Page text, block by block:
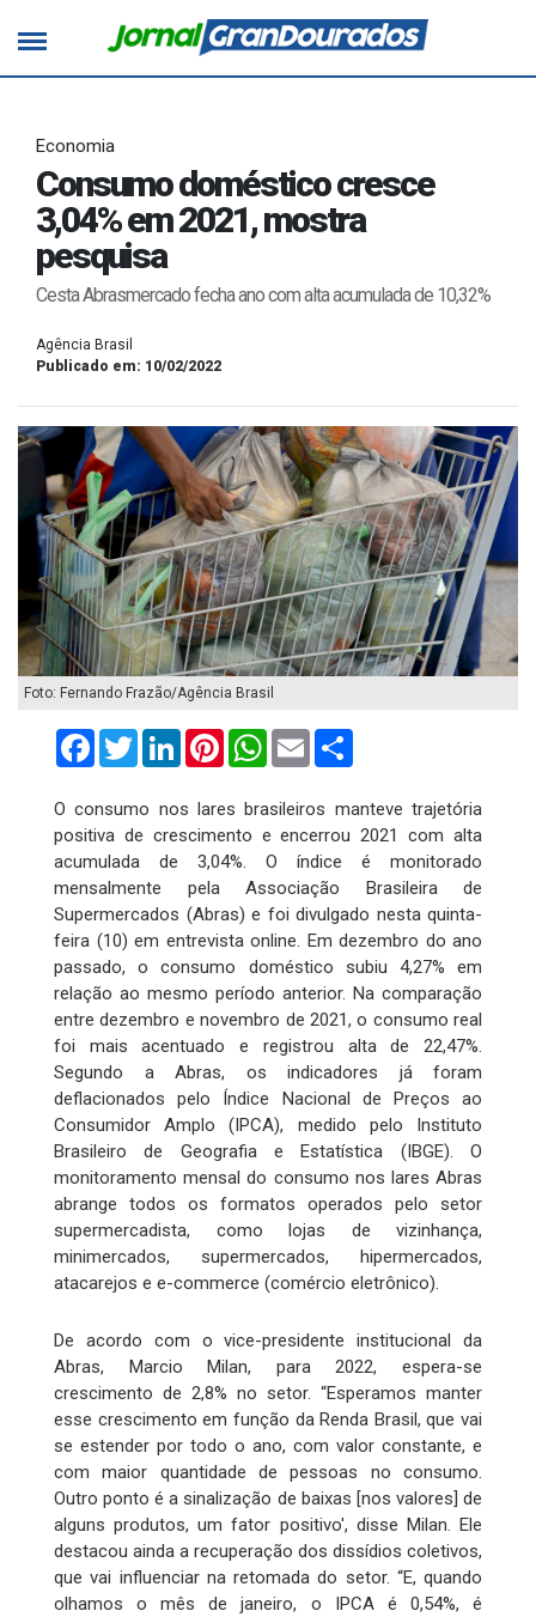
Economia
Consumo doméstico cresce
3,04% em 2021, mostra
pesquisa
Cesta Abrasmercado fecha ano com alta acumulada de 10,32%
Agência Brasil
Publicado em: 10/02/2022
Foto: Fernando Frazão/Agência Brasil
FacebookTwitterLinkedInPinterestWhatsApp
Email
O consumo nos lares brasileiros manteve trajetória
positiva de crescimento e encerrou 2021 com alta
acumulada de 3,04%. O índice é monitorado
mensalmente pela Associação Brasileira de
Supermercados (Abras) e foi divulgado nesta quinta-
feira (10) em entrevista online. Em dezembro do ano
passado, o consumo doméstico subiu 4,27% em
relação ao mesmo período anterior. Na comparação
entre dezembro e novembro de 2021, o consumo real
foi mais acentuado e registrou alta de 22,47%.
Segundo a Abras, os indicadores já foram
deflacionados pelo Índice Nacional de Preços ao
Consumidor Amplo (IPCA), medido pelo Instituto
Brasileiro de Geografia e Estatística (IBGE). O
monitoramento mensal do consumo nos lares Abras
abrange todos os formatos operados pelo setor
supermercadista, como lojas de vizinhança,
minimercados, supermercados, hipermercados,
atacarejos e e-commerce (comércio eletrônico).
De acordo com o vice-presidente institucional da
Abras, Marcio Milan, para 2022, espera-se
crescimento de 2,8% no setor. “Esperamos manter
esse crescimento em função da Renda Brasil, que vai
se estender por todo o ano, com valor constante, e
com maior quantidade de pessoas no consumo.
Outro ponto é a sinalização de baixas [nos valores] de
alguns produtos, um fator positivo', disse Milan. Ele
destacou ainda a recuperação dos dissídios coletivos,
que vai influenciar na retomada do setor. “E, quando
olhamos o mês de janeiro, o IPCA é 0,54%, é